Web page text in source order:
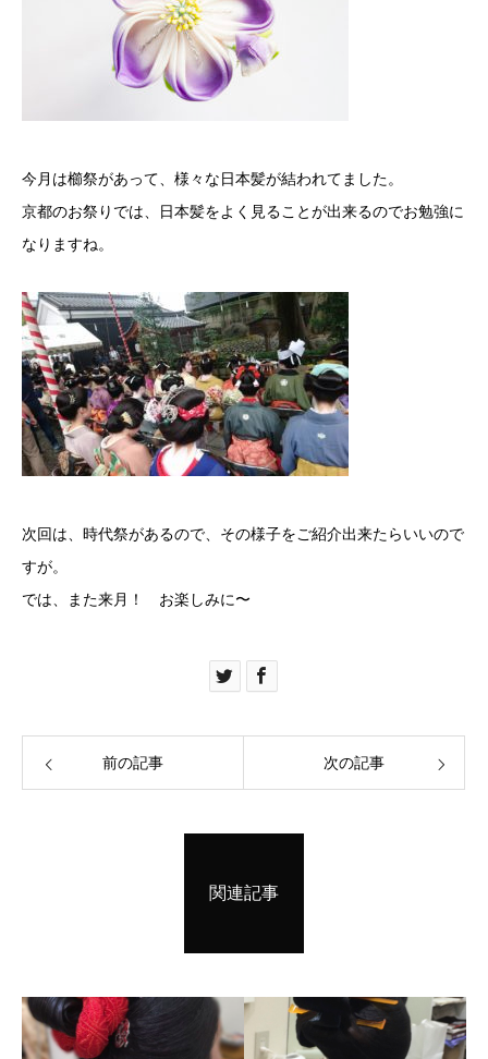
今月は櫛祭があって、様々な日本髪が結われてました。
京都のお祭りでは、日本髪をよく見ることが出来るのでお勉強に
なりますね。
次回は、時代祭があるので、その様子をご紹介出来たらいいので
すが。
では、また来月！ お楽しみに〜
前の記事 次の記事
関連記事